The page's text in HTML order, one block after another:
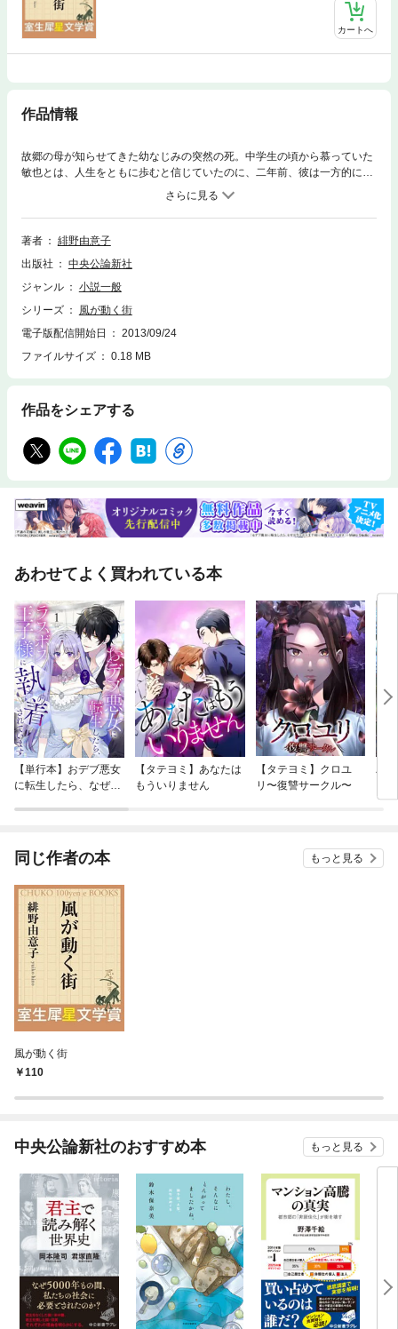
カートへ
作品情報
故郷の母が知らせてきた幼なじみの突然の死。中学生の頃から慕っていた
敏也とは、人生をともに歩むと信じていたのに、二年前、彼は一方的に別
れを告げ、別の女性と結婚していた。その理由はいまだに分からず、わた
しの心をえぐり続けている。敏也との思い出をたどるため、郷里の町を訪
れたわたしは、敏也の母から、あまりにも残酷な「真実」を聞かされ
る……。第二回室生犀星文学賞受賞作。電子書籍オリジナル。
著者
緋野由意子
出版社
中央公論新社
ジャンル
小説一般
シリーズ
風が動く街
電子版配信開始日
2013/09/24
ファイルサイズ
0.18 MB
作品をシェアする
あわせてよく買われている本
【単行本】おデブ悪女
に転生したら、なぜか
【タテヨミ】あなたは
もういりません
【タテヨミ】クロユ
リ〜復讐サークル〜
バ
今
同じ作者の本 もっと見る
風が動く街
110
中央公論新社のおすすめ本 もっと見る